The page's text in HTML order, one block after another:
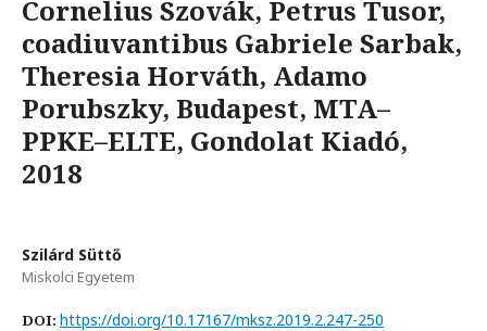
Cornelius Szovák, Petrus Tusor,
coadiuvantibus Gabriele Sarbak,
Theresia Horváth, Adamo
Porubszky, Budapest, MTA–
PPKE–ELTE, Gondolat Kiadó,
2018
Szilárd Süttő
Miskolci Egyetem
DOI: https://doi.org/10.17167/mksz.2019.2.247-250